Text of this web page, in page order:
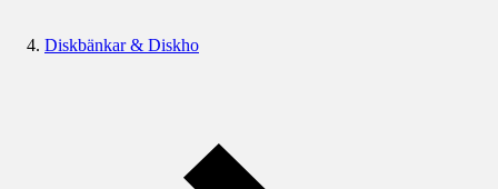
Diskbänkar & Diskho